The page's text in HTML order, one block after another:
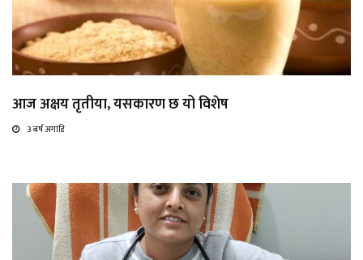
आज अक्षय तृतीया, यसकारण छ यो विशेष
3 बर्ष अगाडि